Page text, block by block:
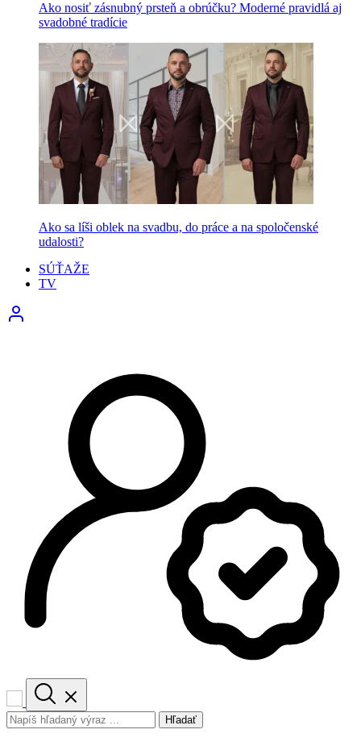
Ako nosiť zásnubný prsteň a obrúčku? Moderné pravidlá aj
svadobné tradície
Ako sa líši oblek na svadbu, do práce a na spoločenské
udalosti?
SÚŤAŽE
TV
Hľadať